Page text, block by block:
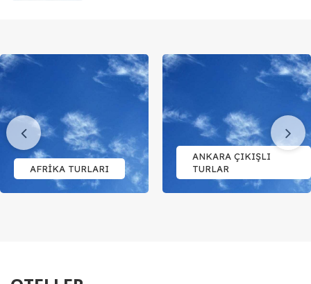
AFRİKA TURLARI
ANKARA ÇIKIŞLI
TURLAR
Previous